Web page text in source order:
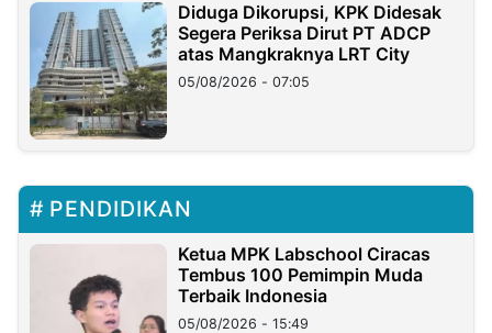
Diduga Dikorupsi, KPK Didesak
Segera Periksa Dirut PT ADCP
atas Mangkraknya LRT City
05/08/2026 - 07:05
PENDIDIKAN
Ketua MPK Labschool Ciracas
Tembus 100 Pemimpin Muda
Terbaik Indonesia
05/08/2026 - 15:49